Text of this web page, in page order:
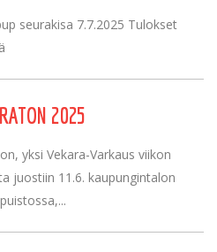
seurakisa 7.7.2025 Tulokset
2025
yksi Vekara-Varkaus viikon
juostiin 11.6. kaupungintalon